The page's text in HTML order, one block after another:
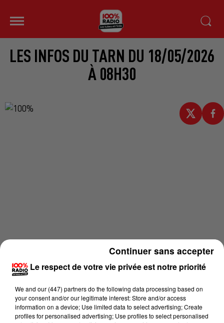
LES INFOS DU TARN DU 18/05/2026
À 08H30
Le respect de votre vie privée est notre priorité
We and our (447) partnersdo the following data processing based on
your consent and/or our legitimate interest: Store and/or access
information on a device; Use limited data to select advertising; Create
profiles for personalised advertising; Use profiles to select personalised
Continuer sans accepter